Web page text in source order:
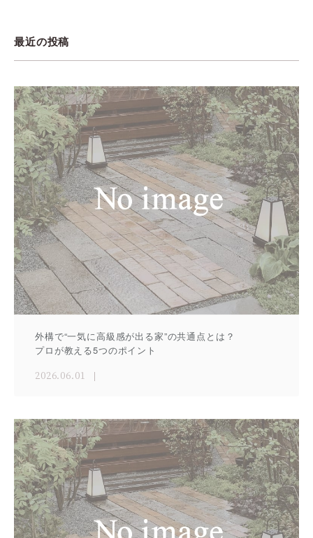
最近の投稿
外構で“一気に高級感が出る家”の共通点とは？
プロが教える5つのポイント
2026.06.01